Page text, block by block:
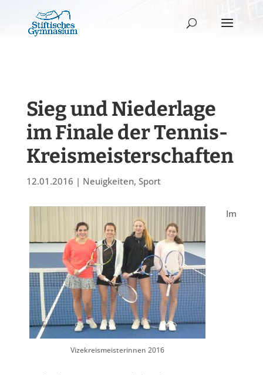
Sieg und Niederlage
im Finale der Tennis-
Kreismeisterschaften
12.01.2016 | Neuigkeiten, Sport
Vizekreismeisterinnen 2016
Im